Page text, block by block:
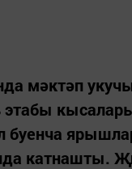
мәктәп
этабы
буенча
катнашты.